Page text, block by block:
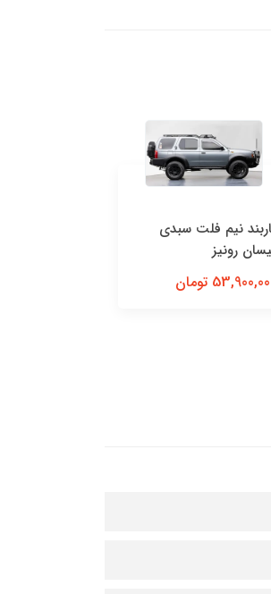
نیم فلت سبدی
رونیز
تومان